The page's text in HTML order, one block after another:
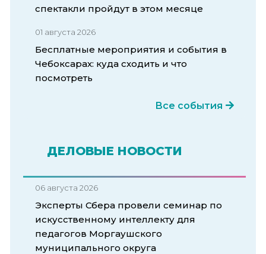
спектакли пройдут в этом месяце
01 августа 2026
Бесплатные мероприятия и события в
Чебоксарах: куда сходить и что
посмотреть
Все события
ДЕЛОВЫЕ НОВОСТИ
06 августа 2026
Эксперты Сбера провели семинар по
искусственному интеллекту для
педагогов Моргаушского
муниципального округа